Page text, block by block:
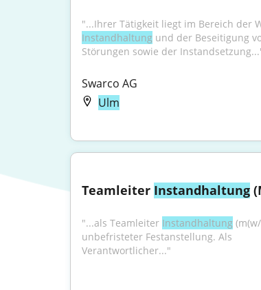
Instandhaltung und der Beseitigung
Störungen sowie der
Swarco AG
Ulm
Teamleiter Instandhaltung
"...als Teamleiter Instandhaltung
unbefristeter Festanstellung. Als
Verantwortlicher..."